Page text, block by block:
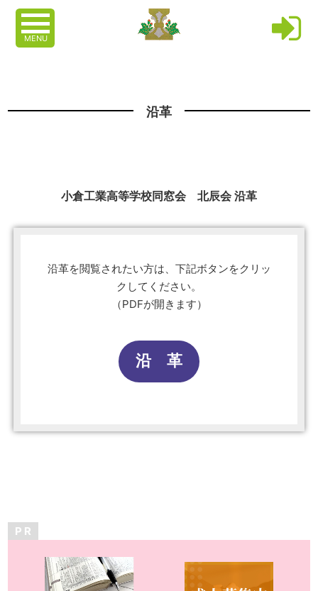
MENU
沿革
小倉工業高等学校同窓会 北辰会 沿革
沿革を閲覧されたい方は、下記ボタンをクリッ
クしてください。
（PDFが開きます）
沿 革
P R